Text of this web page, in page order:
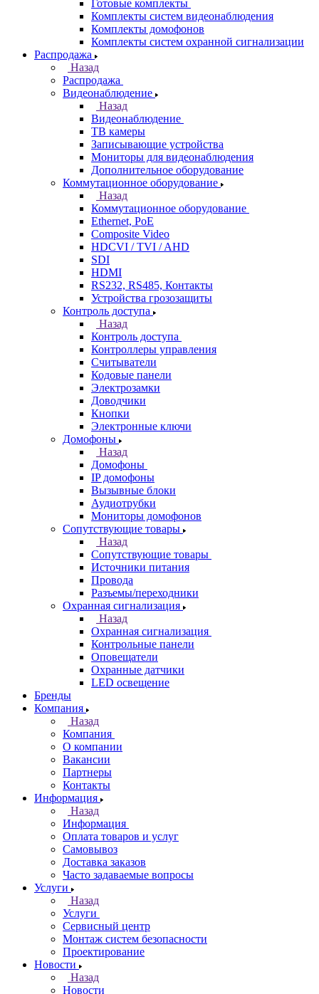
Готовые комплекты
Комплекты систем видеонаблюдения
Комплекты домофонов
Комплекты систем охранной сигнализации
Распродажа
Назад
Распродажа
Видеонаблюдение
Назад
Видеонаблюдение
ТВ камеры
Записывающие устройства
Мониторы для видеонаблюдения
Дополнительное оборудование
Коммутационное оборудование
Назад
Коммутационное оборудование
Ethernet, PoE
Composite Video
HDCVI / TVI / AHD
SDI
HDMI
RS232, RS485, Контакты
Устройства грозозащиты
Контроль доступа
Назад
Контроль доступа
Контроллеры управления
Считыватели
Кодовые панели
Электрозамки
Доводчики
Кнопки
Электронные ключи
Домофоны
Назад
Домофоны
IP домофоны
Вызывные блоки
Аудиотрубки
Мониторы домофонов
Сопутствующие товары
Назад
Сопутствующие товары
Источники питания
Провода
Разъемы/переходники
Охранная сигнализация
Назад
Охранная сигнализация
Контрольные панели
Оповещатели
Охранные датчики
LED освещение
Бренды
Компания
Назад
Компания
О компании
Вакансии
Партнеры
Контакты
Информация
Назад
Информация
Оплата товаров и услуг
Самовывоз
Доставка заказов
Часто задаваемые вопросы
Услуги
Назад
Услуги
Сервисный центр
Монтаж систем безопасности
Проектирование
Новости
Назад
Новости